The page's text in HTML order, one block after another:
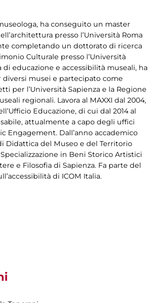
ha conseguito un master
presso l’Università Roma
completando un dottorato di ricerca
Culturale presso l’Università
di educazione e accessibilità museali, ha
musei e partecipato come
per l’Università Sapienza e la Regione
regionali. Lavora al MAXXI dal 2004,
Educazione, di cui dal 2014 al
attualmente a capo degli uffici
Engagement. Dall’anno accademico
Didattica del Museo e del Territorio
in Beni Storico Artistici
e Filosofia di Sapienza. Fa parte del
di ICOM Italia.